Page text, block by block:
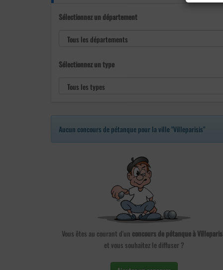
Sélectionnez un département
Sélectionnez un type
Aucun concours de pétanque pour la ville "Villeparisis"
Vous êtes au courant d'un concours de pétanque à
et vous souhaitez le diffuser ?